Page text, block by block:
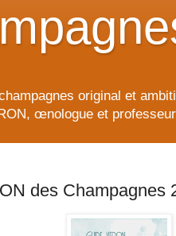
original et
œnologue et
des Champagnes